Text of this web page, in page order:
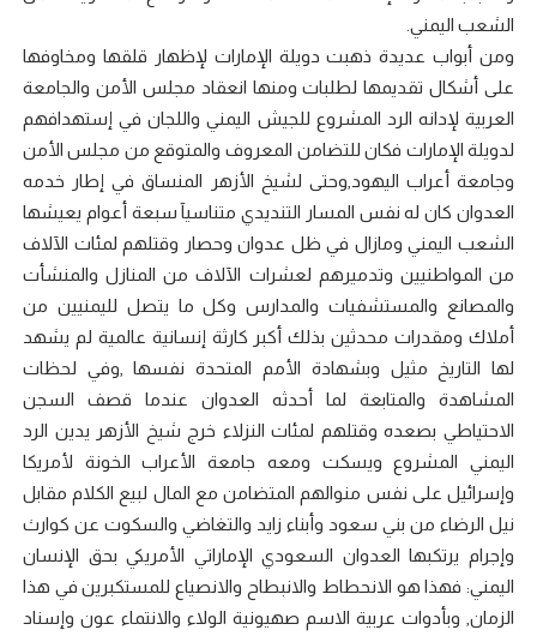
الشعب اليمني.
ومن أبواب عديدة ذهبت دويلة الإمارات لإظهار قلقها ومخاوفها
على أشكال تقديمها لطلبات ومنها انعقاد مجلس الأمن والجامعة
العربية لإدانه الرد المشروع للجيش اليمني واللجان في إستهدافهم
لدويلة الإمارات فكان للتضامن المعروف والمتوقع من مجلس الأمن
وجامعة أعراب اليهود,وحتى لشيخ الأزهر المنساق في إطار خدمه
العدوان كان له نفس المسار التنديدي متناسيآ سبعة أعوام يعيشها
الشعب اليمني ومازال في ظل عدوان وحصار وقتلهم لمئات الآلاف
من المواطنيين وتدميرهم لعشرات الآلاف من المنازل والمنشأت
والمصانع والمستشفيات والمدارس وكل ما يتصل لليمنيين من
أملاك ومقدرات محدثين بذلك أكبر كارثة إنسانية عالمية لم يشهد
لها التاريخ مثيل وبشهادة الأمم المتحدة نفسها ,وفي لحظات
المشاهدة والمتابعة لما أحدثه العدوان عندما قصف السجن
الاحتياطي بصعده وقتلهم لمئات النزلاء خرج شيخ الأزهر يدين الرد
اليمني المشروع ويسكت ومعه جامعة الأعراب الخونة لأمريكا
وإسرائيل على نفس منوالهم المتضامن مع المال لبيع الكلام مقابل
نيل الرضاء من بني سعود وأبناء زايد والتغاضي والسكوت عن كوارث
وإجرام يرتكبها العدوان السعودي الإماراتي الأمريكي بحق الإنسان
اليمني: فهذا هو الانحطاط والانبطاح والانصياع للمستكبرين في هذا
الزمان, وبأدوات عربية الاسم صهيونية الولاء والانتماء عون وإسناد